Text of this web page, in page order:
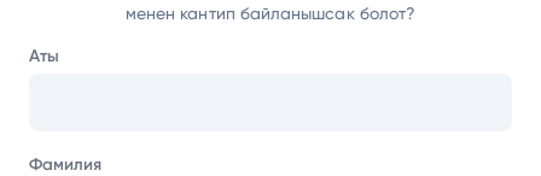
менен кантип байланышсак болот?
Аты
Фамилия